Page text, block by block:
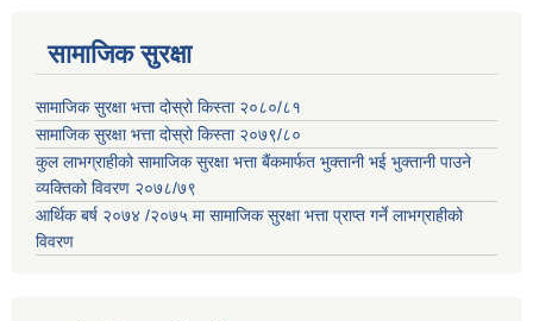
सामाजिक सुरक्षा
सामाजिक सुरक्षा भत्ता दोस्रो किस्ता २०८०/८१
सामाजिक सुरक्षा भत्ता दोस्रो किस्ता २०७९/८०
कुल लाभग्राहीको सामाजिक सुरक्षा भत्ता बैंकमार्फत भुक्तानी भई भुक्तानी पाउने
व्यक्तिको विवरण २०७८/७९
आर्थिक बर्ष २०७४ /२०७५ मा सामाजिक सुरक्षा भत्ता प्राप्त गर्ने लाभग्राहीको
विवरण